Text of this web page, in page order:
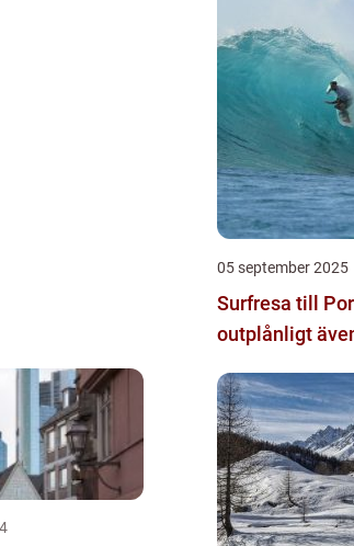
05 september 2025
Surfresa till
outplånligt